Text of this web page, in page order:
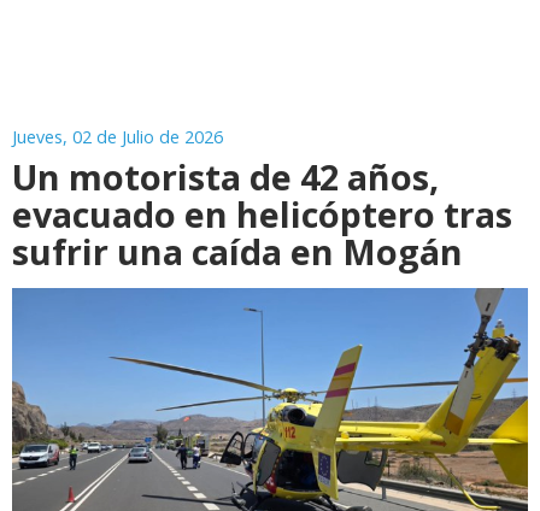
Jueves, 02 de Julio de 2026
Un motorista de 42 años,
evacuado en helicóptero tras
sufrir una caída en Mogán